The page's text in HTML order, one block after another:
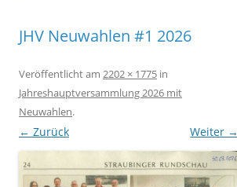
JHV Neuwahlen #1 2026
Veröffentlichtam 2202 × 1775 in
Jahreshauptversammlung 2026 mit
Neuwahlen.
← Zurück Weiter →